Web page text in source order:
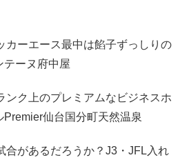
カーエース最中は餡子ずっしりの
テーヌ府中屋
ンク上のプレミアムなビジネスホ
仙台国分町天然温泉
合があるだろうか？J3・JFL入れ